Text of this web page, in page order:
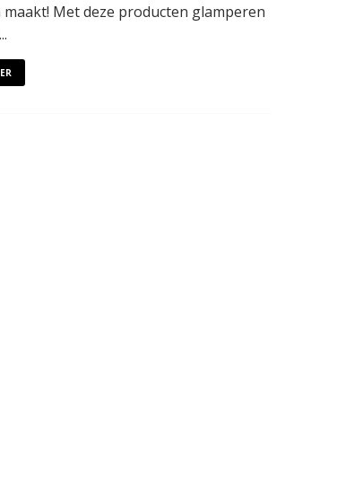
maakt! Met deze producten glamperen
...